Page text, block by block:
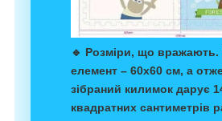
🔹 Розміри, що вражають.
елемент – 60х60 см, а
зібраний килимок дарує
квадратних сантиметрів